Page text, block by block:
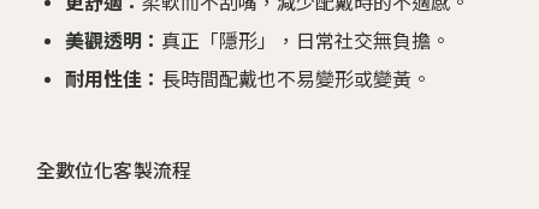
美觀透明： 真正「隱形」，日常社交無負擔。
耐用性佳： 長時間配戴也不易變形或變黃。
全數位化客製流程